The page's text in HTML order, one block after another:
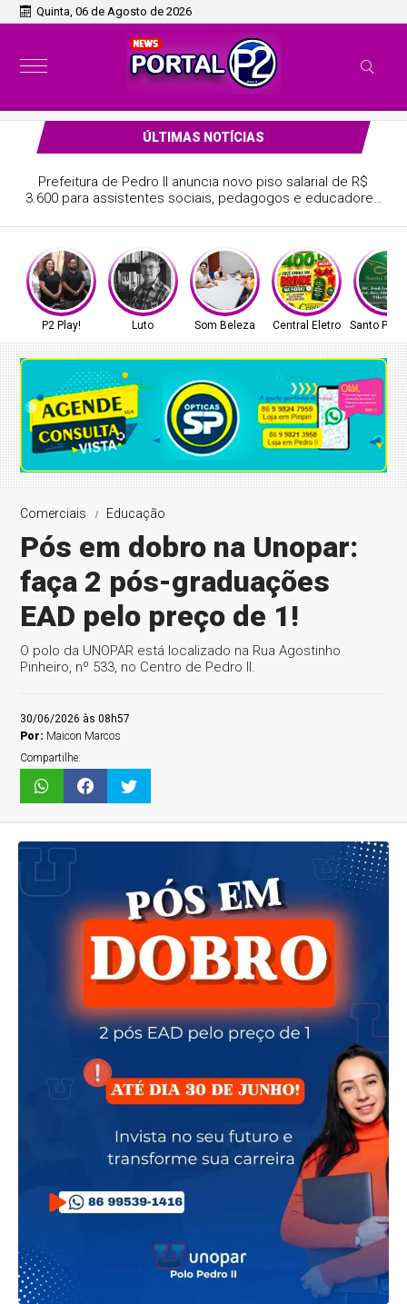
Quinta, 06 de Agosto de 2026
ÚLTIMAS NOTÍCIAS
Prefeitura de Pedro II anuncia novo piso salarial de R$
3.600 para assistentes sociais, pedagogos e educadores
P2 Play! Luto Som Beleza Central Eletro Santo
Comerciais Educação
Pós em dobro na Unopar:
faça 2 pós-graduações
EAD pelo preço de 1!
O polo da UNOPAR está localizado na Rua Agostinho
Pinheiro, nº 533, no Centro de Pedro II.
30/06/2026 às 08h57
Por: Maicon Marcos
Compartilhe: